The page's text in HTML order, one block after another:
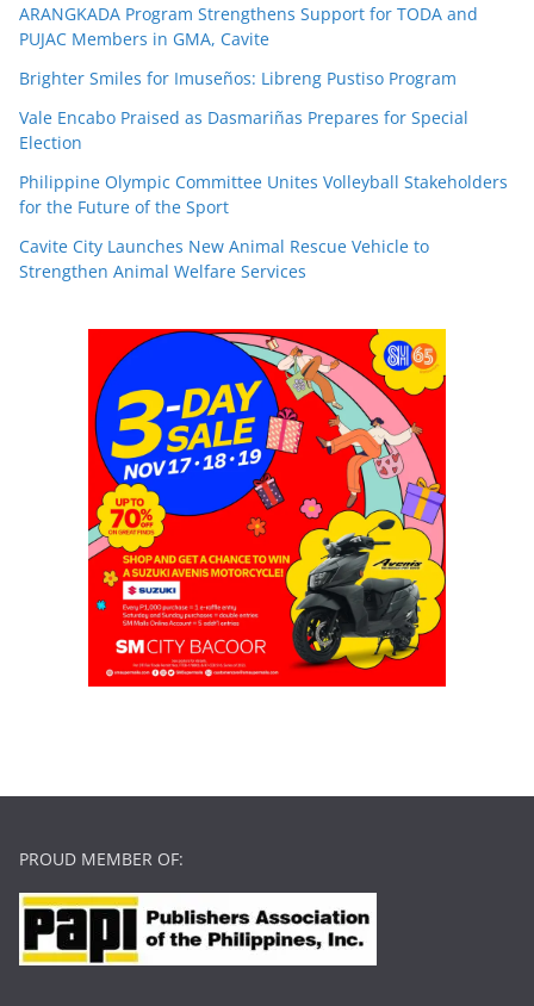
ARANGKADA Program Strengthens Support for TODA and
PUJAC Members in GMA, Cavite
Brighter Smiles for Imuseños: Libreng Pustiso Program
Vale Encabo Praised as Dasmariñas Prepares for Special
Election
Philippine Olympic Committee Unites Volleyball Stakeholders
for the Future of the Sport
Cavite City Launches New Animal Rescue Vehicle to
Strengthen Animal Welfare Services
PROUD MEMBER OF: